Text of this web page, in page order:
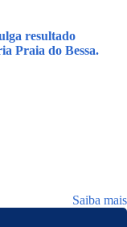
resultado
Praia do Bessa.
Saiba mais